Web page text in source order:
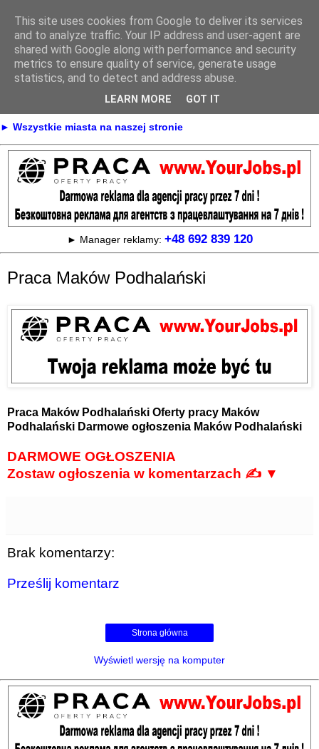
Praca
► KONTAKT ► REKLAMA
► Praca Oferty pracy na terenie całej Polski
► Wszystkie miasta na naszej stronie
► Manager reklamy: +48 692 839 120
Praca Maków Podhalański
Praca Maków Podhalański Oferty pracy Maków
Podhalański Darmowe ogłoszenia Maków Podhalański
DARMOWE OGŁOSZENIA
Zostaw ogłoszenia w komentarzach ✍ ▼
Brak komentarzy:
Prześlij komentarz
Strona główna
Wyświetl wersję na komputer
This site uses cookies from Google to deliver its services
and to analyze traffic. Your IP address and user-agent are
shared with Google along with performance and security
metrics to ensure quality of service, generate usage
statistics, and to detect and address abuse.
LEARN MORE GOT IT